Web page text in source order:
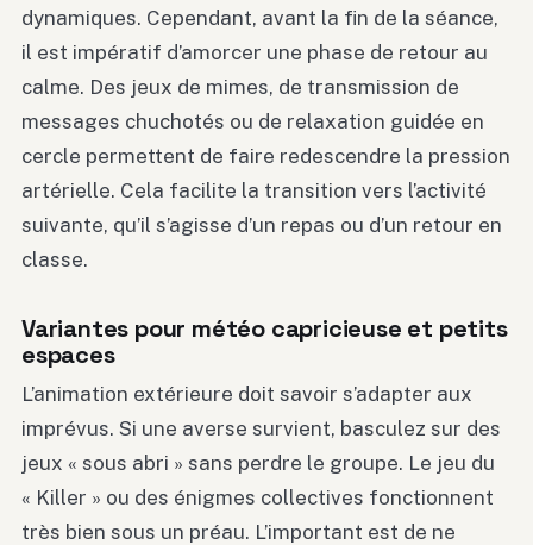
dynamiques. Cependant, avant la fin de la séance,
il est impératif d’amorcer une phase de retour au
calme. Des jeux de mimes, de transmission de
messages chuchotés ou de relaxation guidée en
cercle permettent de faire redescendre la pression
artérielle. Cela facilite la transition vers l’activité
suivante, qu’il s’agisse d’un repas ou d’un retour en
classe.
Variantes pour météo capricieuse et petits
espaces
L’animation extérieure doit savoir s’adapter aux
imprévus. Si une averse survient, basculez sur des
jeux « sous abri » sans perdre le groupe. Le jeu du
« Killer » ou des énigmes collectives fonctionnent
très bien sous un préau. L’important est de ne